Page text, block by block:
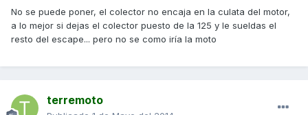
No se puede poner, el colector no encaja en la culata del motor,
a lo mejor si dejas el colector puesto de la 125 y le sueldas el
resto del escape... pero no se como iría la moto
terremoto